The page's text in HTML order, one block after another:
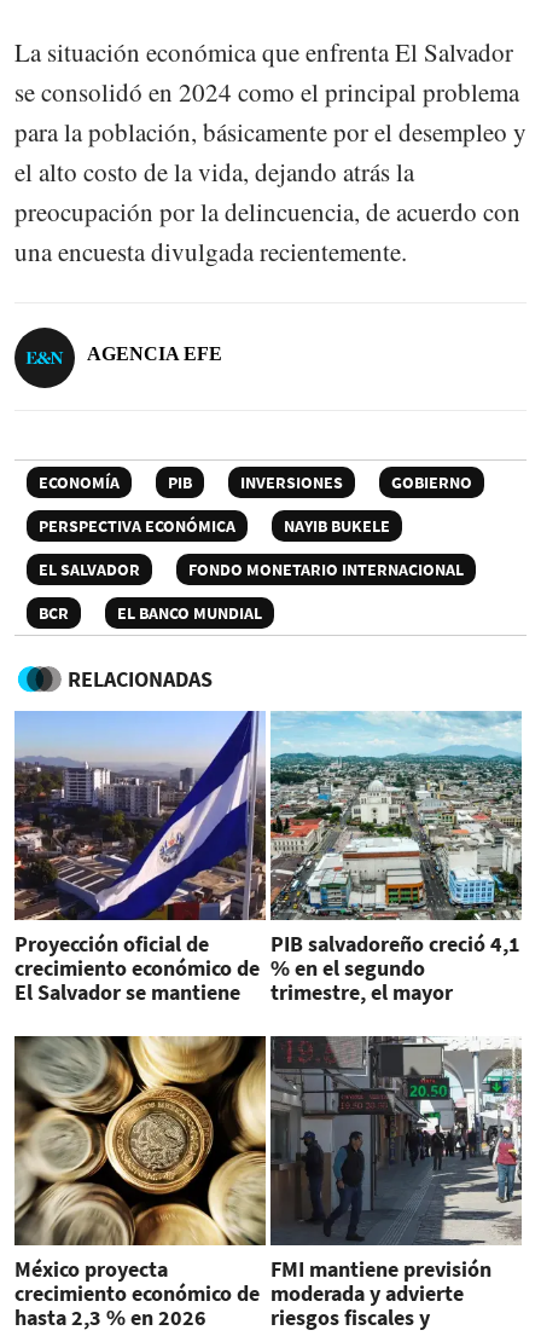
La situación económica que enfrenta El Salvador
se consolidó en 2024 como el principal problema
para la población, básicamente por el desempleo y
el alto costo de la vida, dejando atrás la
preocupación por la delincuencia, de acuerdo con
una encuesta divulgada recientemente.
AGENCIA EFE
ECONOMÍA PIB INVERSIONES
GOBIERNO
PERSPECTIVA ECONÓMICA
NAYIB BUKELE
EL SALVADOR
FONDO MONETARIO INTERNACIONAL
BCR
EL BANCO MUNDIAL
RELACIONADAS
Proyección oficial de
crecimiento económico de
El Salvador se mantiene
2025
PIB salvadoreño creció 4,1
% en el segundo
trimestre, el mayor
México proyecta
crecimiento económico de
hasta 2,3 % en 2026
FMI mantiene previsión
moderada y advierte
riesgos fiscales y